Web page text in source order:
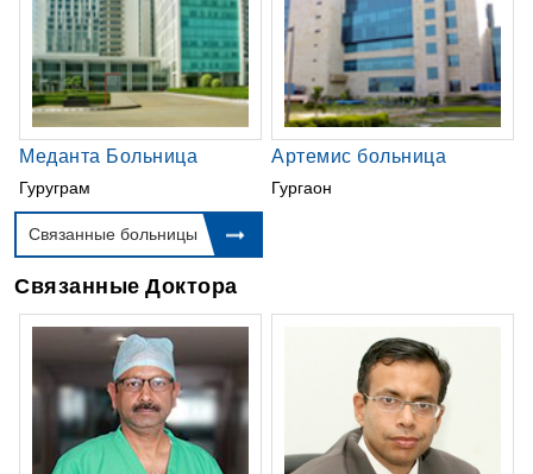
Меданта Больница
Гуруграм
Артемис больница
Гургаон
Связанные больницы
Связанные Доктора